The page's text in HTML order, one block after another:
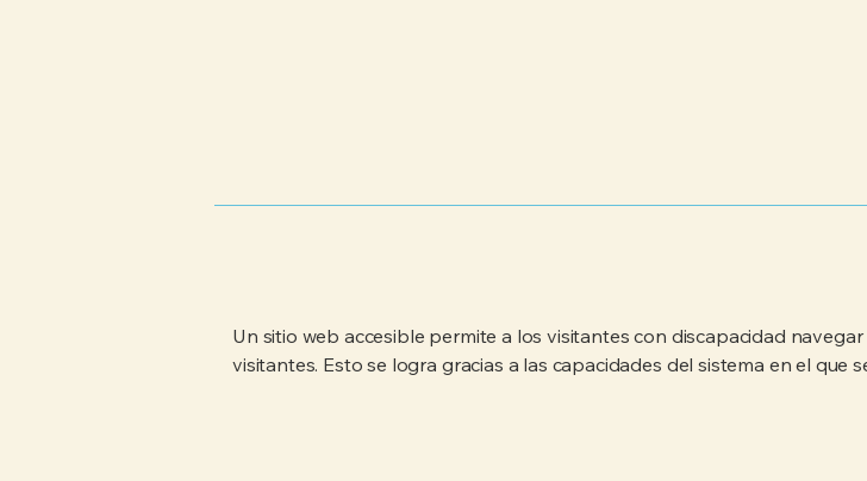
Un sitio web accesible permite a los visitantes con discapacidad
visitantes. Esto se logra gracias a las capacidades del sistema en el que